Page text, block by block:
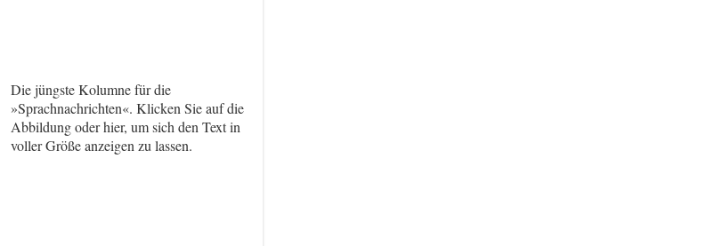
Die jüngste Kolumne für die
»Sprachnachrichten«. Klicken Sie auf die
Abbildung oder hier, um sich den Text in
voller Größe anzeigen zu lassen.